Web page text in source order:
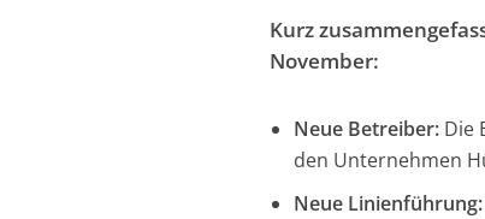
Kurz
November:
Neue Betreiber: Die
den Unternehmen
Neue Linienführung: